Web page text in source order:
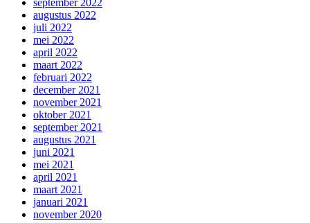
september 2022
augustus 2022
juli 2022
mei 2022
april 2022
maart 2022
februari 2022
december 2021
november 2021
oktober 2021
september 2021
augustus 2021
juni 2021
mei 2021
april 2021
maart 2021
januari 2021
november 2020